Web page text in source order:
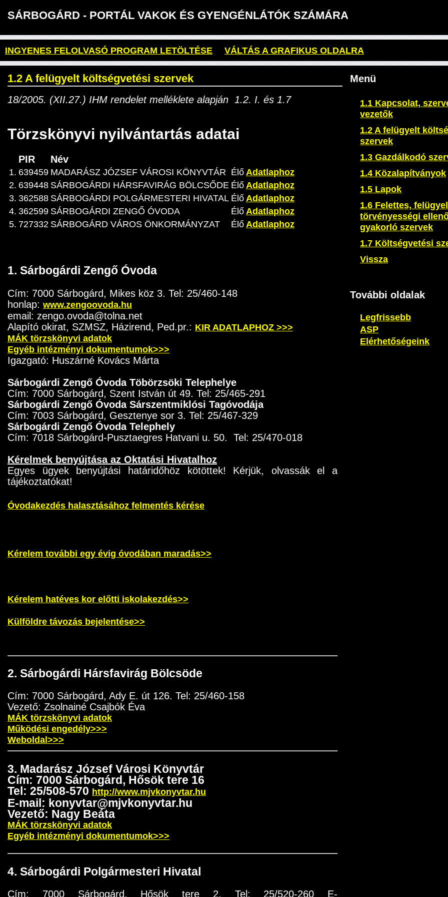
SÁRBOGÁRD - PORTÁL VAKOK ÉS GYENGÉNLÁTÓK SZÁMÁRA
INGYENES FELOLVASÓ PROGRAM LETÖLTÉSE VÁLTÁS A GRAFIKUS OLDALRA
1.2 A felügyelt költségvetési szervek
18/2005. (XII.27.) IHM rendelet melléklete alapján 1.2. I. és 1.7
Törzskönyvi nyilvántartás adatai
PIR Név
1. 639459 MADARÁSZ JÓZSEF VÁROSI KÖNYVTÁR Élő Adatlaphoz
2. 639448 SÁRBOGÁRDI HÁRSFAVIRÁG BÖLCSŐDE Élő Adatlaphoz
3. 362588 SÁRBOGÁRDI POLGÁRMESTERI HIVATAL Élő Adatlaphoz
4. 362599 SÁRBOGÁRDI ZENGŐ ÓVODA Élő Adatlaphoz
5. 727332 SÁRBOGÁRD VÁROS ÖNKORMÁNYZAT Élő Adatlaphoz
1. Sárbogárdi Zengő Óvoda
Cím: 7000 Sárbogárd, Mikes köz 3. Tel: 25/460-148
honlap: www.zengoovoda.hu
email: zengo.ovoda@tolna.net
Alapító okirat, SZMSZ, Házirend, Ped.pr.: KIR ADATLAPHOZ >>>
MÁK törzskönyvi adatok
Egyéb intézményi dokumentumok>>>
Igazgató: Huszárné Kovács Márta
Sárbogárdi Zengő Óvoda Töbörzsöki Telephelye
Cím: 7000 Sárbogárd, Szent István út 49. Tel: 25/465-291
Sárbogárdi Zengő Óvoda Sárszentmiklósi Tagóvodája
Cím: 7003 Sárbogárd, Gesztenye sor 3. Tel: 25/467-329
Sárbogárdi Zengő Óvoda Telephely
Cím: 7018 Sárbogárd-Pusztaegres Hatvani u. 50. Tel: 25/470-018
Kérelmek benyújtása az Oktatási Hivatalhoz
Egyes ügyek benyújtási határidőhöz kötöttek! Kérjük, olvassák el a
tájékoztatókat!
Óvodakezdés halasztásához felmentés kérése
Kérelem további egy évig óvodában maradás>>
Kérelem hatéves kor előtti iskolakezdés>>
Külföldre távozás bejelentése>>
2. Sárbogárdi Hársfavirág Bölcsöde
Cím: 7000 Sárbogárd, Ady E. út 126. Tel: 25/460-158
Vezető: Zsolnainé Csajbók Éva
MÁK törzskönyvi adatok
Működési engedély>>>
Weboldal>>>
3. Madarász József Városi Könyvtár
Cím: 7000 Sárbogárd, Hősök tere 16
Tel: 25/508-570 http://www.mjvkonyvtar.hu
E-mail: konyvtar@mjvkonyvtar.hu
Vezető: Nagy Beáta
MÁK törzskönyvi adatok
Egyéb intézményi dokumentumok>>>
4. Sárbogárdi Polgármesteri Hivatal
Cím: 7000 Sárbogárd, Hősök tere 2. Tel: 25/520-260 E-
Menü
1.1 Kapcsolat,
vezetők
1.2 A felügyelt
szervek
1.3 Gazdálkodó
1.4 Közalapítványok
1.5 Lapok
1.6 Felettes,
törvényességi
gyakorló szervek
1.7 Költségvetési
Vissza
További oldalak
Legfrissebb
ASP
Elérhetőségeink